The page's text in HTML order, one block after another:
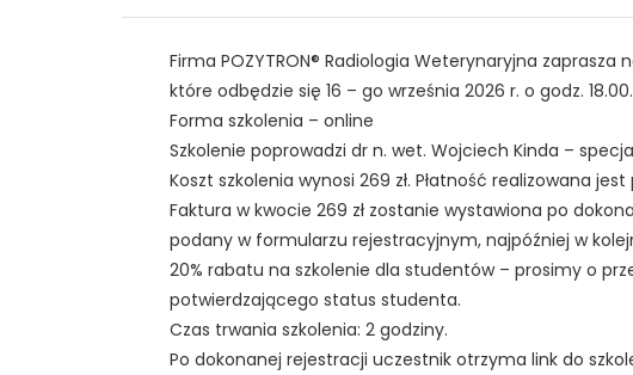
Firma POZYTRON® Radiologia Weterynaryjna
które odbędzie się 16 – go września 2026 r. o godz. 18.00.
Forma szkolenia – online
Szkolenie poprowadzi dr n. wet. Wojciech Kinda –
Koszt szkolenia wynosi 269 zł. Płatność realizowana
Faktura w kwocie 269 zł zostanie wystawiona po
podany w formularzu rejestracyjnym, najpóźniej w
20% rabatu na szkolenie dla studentów – prosimy o
potwierdzającego status studenta.
Czas trwania szkolenia: 2 godziny.
Po dokonanej rejestracji uczestnik otrzyma link do